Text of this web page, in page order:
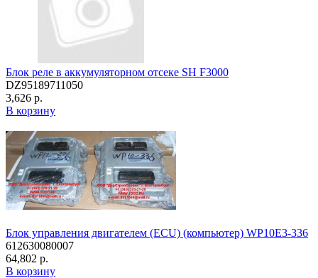
Блок реле в аккумуляторном отсеке SH F3000
DZ95189711050
3,626 р.
В корзину
Блок управления двигателем (ECU) (компьютер) WP10E3-336
612630080007
64,802 р.
В корзину